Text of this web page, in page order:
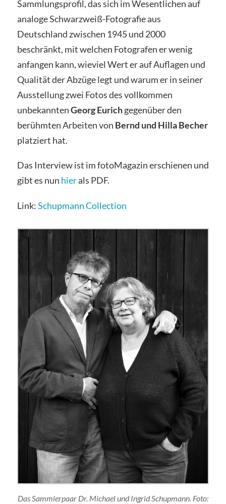
Sammlungsprofil, das sich im Wesentlichen auf
analoge Schwarzweiß-Fotografie aus
Deutschland zwischen 1945 und 2000
beschränkt, mit welchen Fotografen er wenig
anfangen kann, wieviel Wert er auf Auflagen und
Qualität der Abzüge legt und warum er in seiner
Ausstellung zwei Fotos des vollkommen
unbekanntenGeorg Eurichgegenüber den
berühmten Arbeiten von Bernd und Hilla Becher
platziert hat.
Das Interview ist im fotoMagazin erschienen und
gibt es nun hierals PDF.
Link:Schupmann Collection
Das Sammlerpaar Dr. Michael und Ingrid Schupmann. Foto: